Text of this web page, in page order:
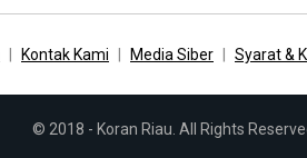
Kontak Kami Media Siber Syarat &
© 2018 - Koran Riau. All Rights